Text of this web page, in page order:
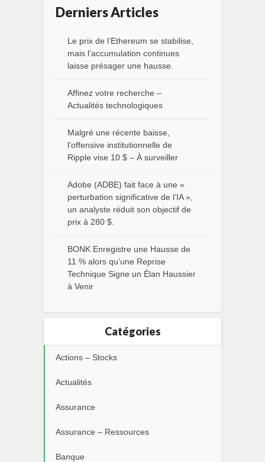
Derniers Articles
Le prix de l’Ethereum se stabilise,
mais l’accumulation continues
laisse présager une hausse.
Affinez votre recherche –
Actualités technologiques
Malgré une récente baisse,
l’offensive institutionnelle de
Ripple vise 10 $ – À surveiller
Adobe (ADBE) fait face à une «
perturbation significative de l’IA »,
un analyste réduit son objectif de
prix à 280 $.
BONK Enregistre une Hausse de
11 % alors qu’une Reprise
Technique Signe un Élan Haussier
à Venir
Catégories
Actions – Stocks
Actualités
Assurance
Assurance – Ressources
Banque